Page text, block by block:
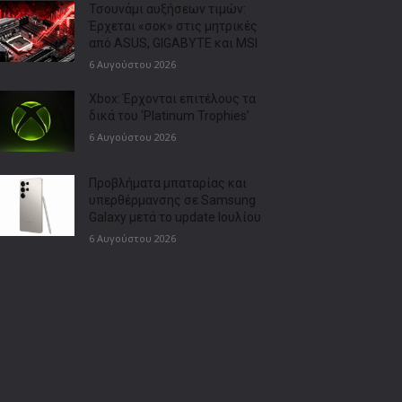
Τσουνάμι αυξήσεων τιμών:
Έρχεται «σοκ» στις μητρικές
από ASUS, GIGABYTE και MSI
6 Αυγούστου 2026
Xbox: Έρχονται επιτέλους τα
δικά του ‘Platinum Trophies’
6 Αυγούστου 2026
Προβλήματα μπαταρίας και
υπερθέρμανσης σε Samsung
Galaxy μετά το update Ιουλίου
6 Αυγούστου 2026